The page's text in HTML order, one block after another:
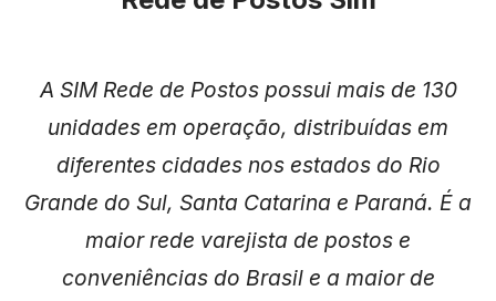
A SIM Rede de Postos possui mais de 130
unidades em operação, distribuídas em
diferentes cidades nos estados do Rio
Grande do Sul, Santa Catarina e Paraná. É a
maior rede varejista de postos e
conveniências do Brasil e a maior de